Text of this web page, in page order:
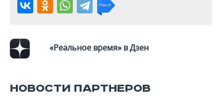
«Реальное время» в Дзен
НОВОСТИ ПАРТНЕРОВ